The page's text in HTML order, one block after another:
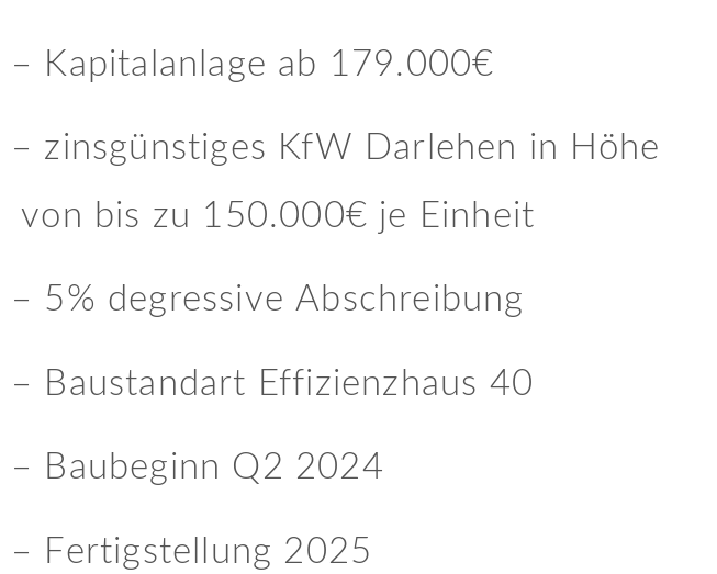
– Kapitalanlage ab 179.000€
– zinsgünstiges KfW Darlehen in Höhe
von bis zu 150.000€ je Einheit
– 5% degressive Abschreibung
– Baustandart Effizienzhaus 40
– Baubeginn Q2 2024
– Fertigstellung 2025